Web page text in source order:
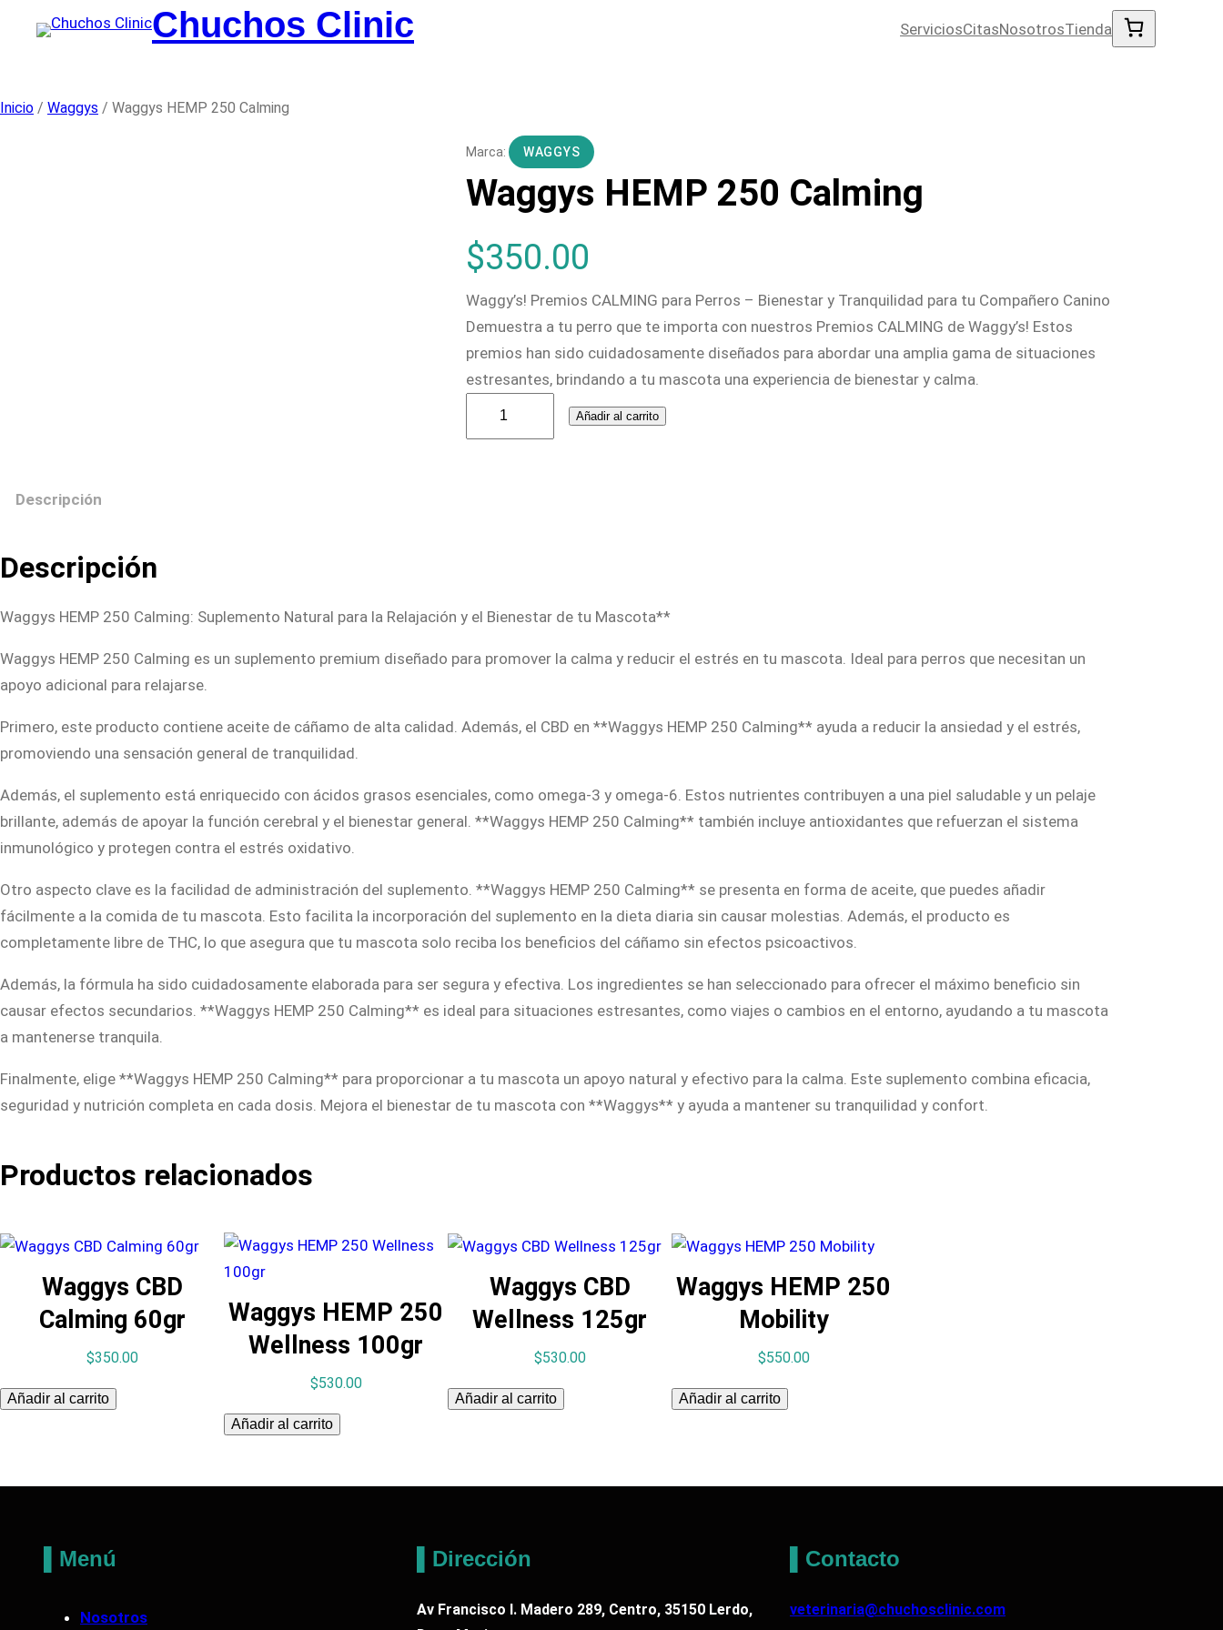
Chuchos Clinic ServiciosCitasNosotrosTienda
Inicio / Waggys / Waggys HEMP 250 Calming
Waggys HEMP 250 Calming
$350.00
Waggy’s! Premios CALMING para Perros – Bienestar y Tranquilidad para tu Compañero Canino
Demuestra a tu perro que te importa con nuestros Premios CALMING de Waggy’s! Estos
premios han sido cuidadosamente diseñados para abordar una amplia gama de situaciones
estresantes, brindando a tu mascota una experiencia de bienestar y calma.
M
2
0
l
m
n
t
Añadir al carrito
WAGGYS
Descripción
Descripción
Waggys HEMP 250 Calming: Suplemento Natural para la Relajación y el Bienestar de tu Mascota**
Waggys HEMP 250 Calming es un suplemento premium diseñado para promover la calma y reducir el estrés en tu mascota. Ideal para perros que necesitan un
apoyo adicional para relajarse.
Primero, este producto contiene aceite de cáñamo de alta calidad. Además, el CBD en **Waggys HEMP 250 Calming** ayuda a reducir la ansiedad y el estrés,
promoviendo una sensación general de tranquilidad.
Además, el suplemento está enriquecido con ácidos grasos esenciales, como omega-3 y omega-6. Estos nutrientes contribuyen a una piel saludable y un pelaje
brillante, además de apoyar la función cerebral y el bienestar general. **Waggys HEMP 250 Calming** también incluye antioxidantes que refuerzan el sistema
inmunológico y protegen contra el estrés oxidativo.
Otro aspecto clave es la facilidad de administración del suplemento. **Waggys HEMP 250 Calming** se presenta en forma de aceite, que puedes añadir
fácilmente a la comida de tu mascota. Esto facilita la incorporación del suplemento en la dieta diaria sin causar molestias. Además, el producto es
completamente libre de THC, lo que asegura que tu mascota solo reciba los beneficios del cáñamo sin efectos psicoactivos.
Además, la fórmula ha sido cuidadosamente elaborada para ser segura y efectiva. Los ingredientes se han seleccionado para ofrecer el máximo beneficio sin
causar efectos secundarios. **Waggys HEMP 250 Calming** es ideal para situaciones estresantes, como viajes o cambios en el entorno, ayudando a tu mascota
a mantenerse tranquila.
Finalmente, elige **Waggys HEMP 250 Calming** para proporcionar a tu mascota un apoyo natural y efectivo para la calma. Este suplemento combina eficacia,
seguridad y nutrición completa en cada dosis. Mejora el bienestar de tu mascota con **Waggys** y ayuda a mantener su tranquilidad y confort.
Productos relacionados
Waggys CBD
Calming 60gr
$350.00
Añadir al carrito
Waggys HEMP 250
Wellness 100gr
$530.00
Añadir al carrito
Waggys CBD
Wellness 125gr
$530.00
Añadir al carrito
Waggys HEMP 250
Mobility
$550.00
Añadir al carrito
▌Menú
Nosotros
▌Dirección
Av Francisco I. Madero 289, Centro, 35150 Lerdo,
▌Contacto
veterinaria@chuchosclinic.com